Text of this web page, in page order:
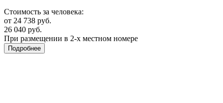
Стоимость за человека:
от 24 738 руб.
26 040 руб.
При размещении в 2-х местном номере
Подробнее